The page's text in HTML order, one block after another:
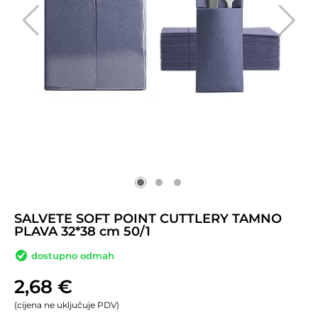
SALVETE SOFT POINT CUTTLERY TAMNO
PLAVA 32*38 cm 50/1
dostupno odmah
2,68 €
(cijena ne uključuje PDV)